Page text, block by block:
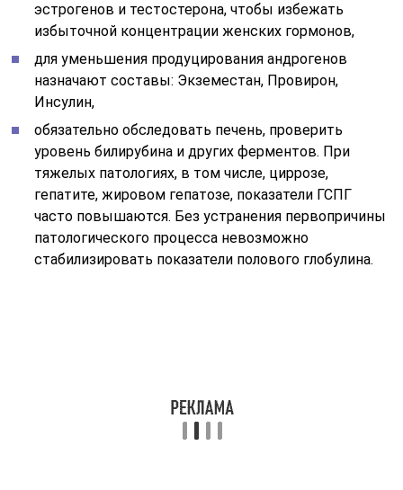
эстрогенов и тестостерона, чтобы избежать
избыточной концентрации женских гормонов,
для уменьшения продуцирования андрогенов
назначают составы: Экземестан, Провирон,
Инсулин,
обязательно обследовать печень, проверить
уровень билирубина и других ферментов. При
тяжелых патологиях, в том числе, циррозе,
гепатите, жировом гепатозе, показатели ГСПГ
часто повышаются. Без устранения первопричины
патологического процесса невозможно
стабилизировать показатели полового глобулина.